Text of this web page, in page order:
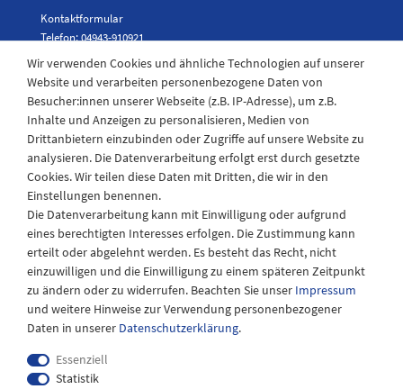
Kontaktformular
Telefon: 04943-910921
Laden Öffnungszeiten
Montag - Freitag
08:30 - 12:30 und 13.00 - 17.30 Uhr
Samstags
08:30 bis 12:30 Uhr
Wir verwenden Cookies und ähnliche Technologien auf unserer
Website und verarbeiten personenbezogene Daten von
Besucher:innen unserer Webseite (z.B. IP-Adresse), um z.B.
Inhalte und Anzeigen zu personalisieren, Medien von
Drittanbietern einzubinden oder Zugriffe auf unsere Website zu
analysieren. Die Datenverarbeitung erfolgt erst durch gesetzte
Cookies. Wir teilen diese Daten mit Dritten, die wir in den
Einstellungen benennen.
Die Datenverarbeitung kann mit Einwilligung oder aufgrund
eines berechtigten Interesses erfolgen. Die Zustimmung kann
erteilt oder abgelehnt werden. Es besteht das Recht, nicht
einzuwilligen und die Einwilligung zu einem späteren Zeitpunkt
zu ändern oder zu widerrufen. Beachten Sie unser Impressum
und weitere Hinweise zur Verwendung personenbezogener
Daten in unserer Daten­schutz­erklärung.
Essenziell
Statistik